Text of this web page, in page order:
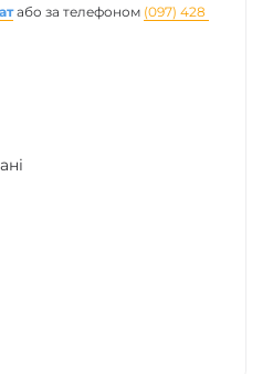
або за телефоном (097) 428